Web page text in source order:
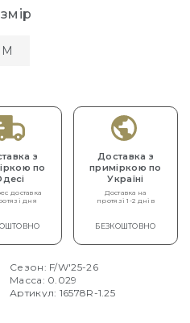
M
з
по
доставка
дня
Доставка з
приміркою по
Україні
Доставка на
протязі 1-2 днів
БЕЗКОШТОВНО
Сезон: F/W'25-26
Масса: 0.029
Артикул: 16578R-1.25